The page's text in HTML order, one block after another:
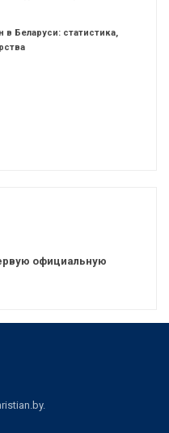
Беларуси: статистика,
официальную